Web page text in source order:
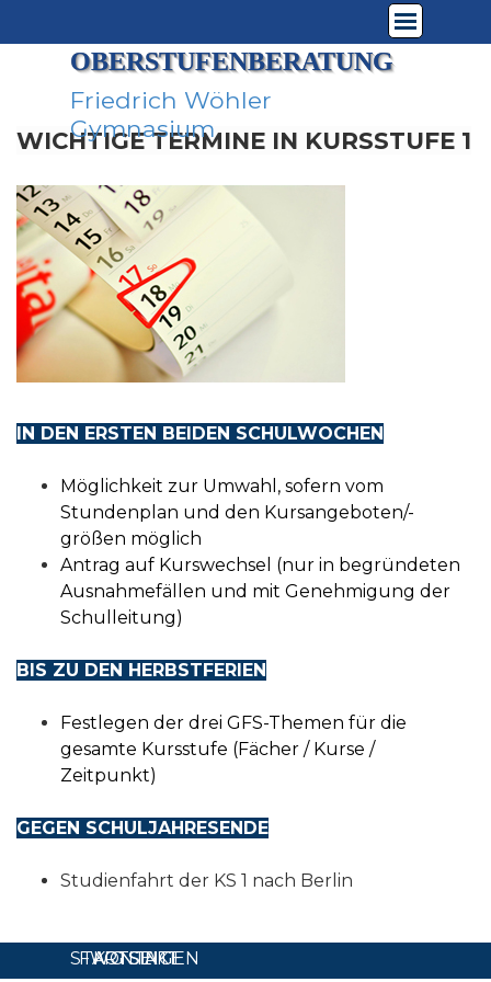
Menü überspringen
OBERSTUFENBERATUNG
Friedrich Wöhler
Gymnasium
WICHTIGE TERMINE IN KURSSTUFE 1
IN DEN ERSTEN BEIDEN SCHULWOCHEN
Möglichkeit zur Umwahl, sofern vom
Stundenplan und den Kursangeboten/-
größen möglich
Antrag auf Kurswechsel (nur in begründeten
Ausnahmefällen und mit Genehmigung der
Schulleitung)
BIS ZU DEN HERBSTFERIEN
Festlegen der drei GFS-Themen für die
gesamte Kursstufe (Fächer / Kurse /
Zeitpunkt)
GEGEN SCHULJAHRESENDE
Studienfahrt der KS 1 nach Berlin
FWG SINGEN
STARTSEITE
KONTAKT